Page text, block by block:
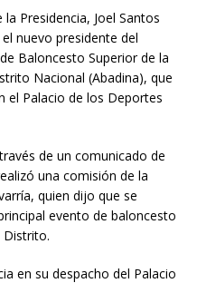
la Presidencia, Joel Santos
nuevo presidente del
Baloncesto Superior de la
Nacional (Abadina), que
el Palacio de los Deportes
de un comunicado de
una comisión de la
quien dijo que se
evento de baloncesto
Distrito.
en su despacho del Palacio